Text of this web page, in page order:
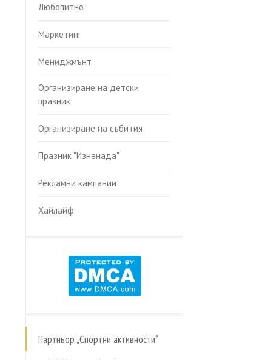
Любопитно
Маркетинг
Мениджмънт
Организиране на детски
празник
Организиране на събития
Празник "Изненада"
Рекламни кампании
Хайлайф
Партньор „Спортни активности“